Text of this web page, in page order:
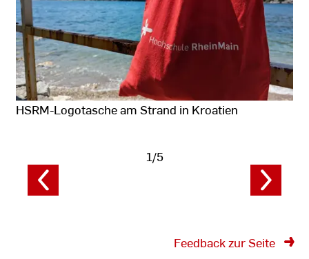
HSRM-Logotasche am Strand in Kroatien
Fotodaten
anzeigen
1/5
Feedback zur Seite